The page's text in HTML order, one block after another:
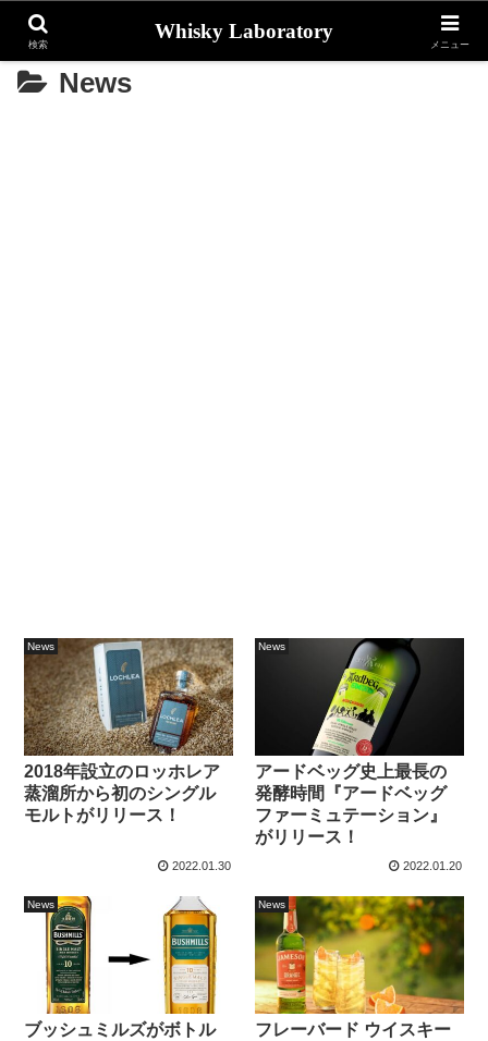
News
News
2018年設立のロッホレア
蒸溜所から初のシングル
モルトがリリース！
2022.01.30
News
アードベッグ史上最長の
発酵時間『アードベッグ
ファーミュテーション』
がリリース！
2022.01.20
News
ブッシュミルズがボトル
News
フレーバード ウイスキー
検索
Whisky Laboratory
メニュー